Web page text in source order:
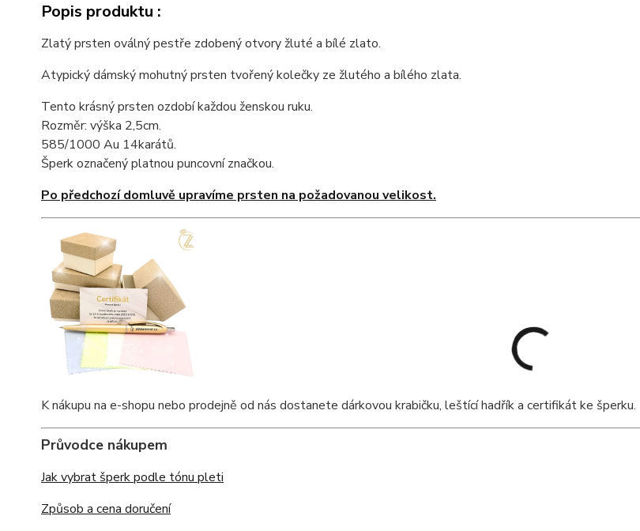
Popis produktu :
Zlatý prsten oválný pestře zdobený otvory žluté a bílé zlato.
Atypický dámský mohutný prsten tvořený kolečky ze žlutého a bílého zlata.
Tento krásný prsten ozdobí každou ženskou ruku.
Rozměr: výška 2,5cm.
585/1000 Au 14karátů.
Šperk označený platnou puncovní značkou.
Po předchozí domluvě upravíme prsten na požadovanou velikost.
K nákupu na e-shopu nebo prodejně od nás dostanete dárkovou krabičku, leštící hadřík a certifikát ke šperku.
Průvodce nákupem
Jak vybrat šperk podle tónu pleti
Způsob a cena doručení